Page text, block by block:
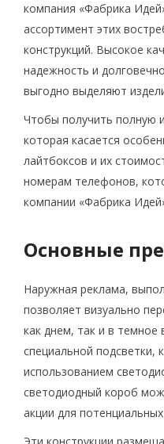
компания «Фабрика
ассортимент этих
конструкций. Высокое
надежность и
выгодно выделяют
Чтобы получить полную
которая касается
лайтбоксов и их
номерам телефонов,
компании «Фабрика
Основные
Наружная реклама,
позволяет визуально
как днем, так и в темное
специальной подсветки,
использованием
светодиодный короб
акции для